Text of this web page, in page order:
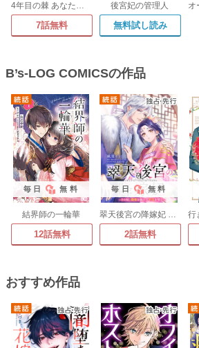
4年目の棘 あなたとしたいだけなのに
7話無料
後宮妃の管理人
無料試し読み
B’s-LOG COMICSの作品
毎日 無料
結界師の一輪華
12話無料
毎日 無料
翠天後宮の降嫁妃 ～その妃、寵愛を競わず平凡を望む～
2話無料
おすすめ作品